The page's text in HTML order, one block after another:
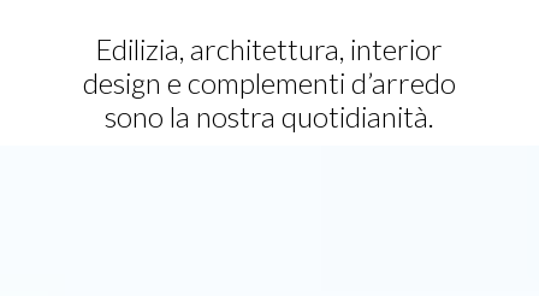
Edilizia, architettura, interior
design e complementi d’arredo
sono la nostra quotidianità.